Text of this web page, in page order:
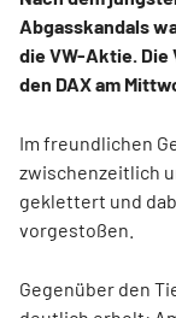
Abgasskandals
die VW-Aktie. Die
den DAX am
Im freundlichen
zwischenzeitlich
geklettert und
vorgestoßen.
Gegenüber den